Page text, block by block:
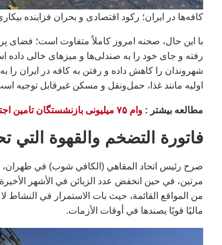
کافه‌ها در ایران؛ رکود اقتصادی و بحران فزاینده
رفته و جای خود را به صندلی‌ها و میزهای خالی
شهروندان را کاهش داده و رفتن به کافه در ایران
اولیه مانند غذا، حمل‌ونقل و مسکن غیرقابل توجیه
مطالعه بيشتر : وام ۷۵ میلیونی بازنشستگان تامین اجتماعی
فاتورة التضخم والقهوة
صرح رئيس اتحاد المقاهي (الكافي شوب) في طهران،
من المواقع القائمة، حيث بات الاستمرار في النشاط
ماليًا قويًا يصندها في أوقات الأزمات.